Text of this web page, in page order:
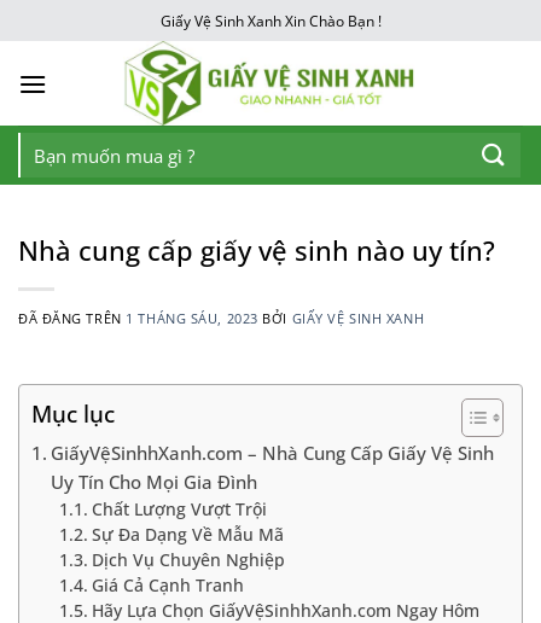
đến
nội
Giấy Vệ Sinh Xanh Xin Chào Bạn !
Tìm
kiếm:
Nhà cung cấp giấy vệ sinh nào uy tín?
ĐÃ ĐĂNG TRÊN 1 THÁNG SÁU, 2023 BỞI GIẤY VỆ SINH XANH
Mục lục
GiấyVệSinhhXanh.com – Nhà Cung Cấp Giấy Vệ Sinh
Uy Tín Cho Mọi Gia Đình
Chất Lượng Vượt Trội
Sự Đa Dạng Về Mẫu Mã
Dịch Vụ Chuyên Nghiệp
Giá Cả Cạnh Tranh
Hãy Lựa Chọn GiấyVệSinhhXanh.com Ngay Hôm